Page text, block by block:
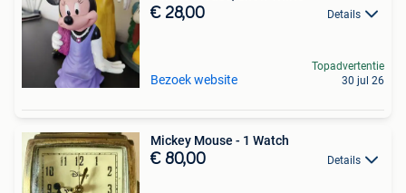
€ 28,00 Details
Bezoek website
Topadvertentie
30 jul 26
Mickey Mouse - 1 Watch
€ 80,00 Details